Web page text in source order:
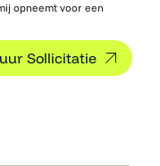
opneemt voor een